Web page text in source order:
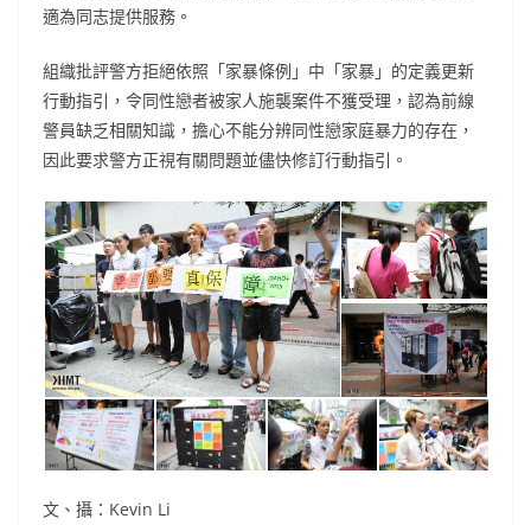
適為同志提供服務。
組織批評警方拒絕依照「家暴條例」中「家暴」的定義更新
行動指引，令同性戀者被家人施襲案件不獲受理，認為前線
警員缺乏相關知識，擔心不能分辨同性戀家庭暴力的存在，
因此要求警方正視有關問題並儘快修訂行動指引。
文、攝：Kevin Li